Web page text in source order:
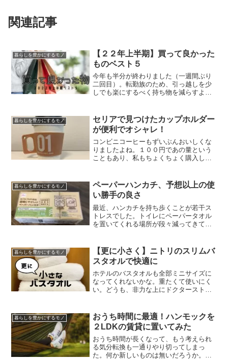
関連記事
暮らしを豊かにするモノ
【２２年上半期】買って良かった
ものベスト５
今年も半分が終わりました（一週間ぶり
二回目）。転勤族のため、引っ越しを少
しでも楽にするべく持ち物を減らすよう
控えていてでも購入したい！と思える物
しか買っていないので、ど...
暮らしを豊かにするモノ
セリアで見つけたカップホルダー
が便利でオシャレ！
コンビニコーヒーもずいぶんおいしくな
りましたよね。１００円であの量という
こともあり、私もちょくちょく購入して
ります。熱くて持ち運ぶのが大変なこ
と！近所のコンビニで買って...
暮らしを豊かにするモノ
ペーパーハンカチ、予想以上の使
い勝手の良さ
最近、ハンカチを持ち歩くことが若干ス
トレスでした。トイレにペーパータオル
を置いてくれる場所が段々減ってきて、
る。お出かけをして必ずトイレに行くわ
けでもないし、常備するの...
暮らしを豊かにするモノ
【更に小さく】ニトリのスリムバ
スタオルで快適に
ホテルのバスタオルも全部ミニサイズに
なってくれないかな。重たくて使いにく
い。どうも、非力な上にドクターストッ
なので当然守れず、１４kgの息子を運ぶ
日々が続いています。本...
暮らしを豊かにするモノ
おうち時間に最適！ハンモックを
２LDKの賃貸に置いてみた
おうち時間が長くなって、もう考えられ
る気分転換も一通りやり切ってしまっ
た。何か新しいものは無いだろうか。そ